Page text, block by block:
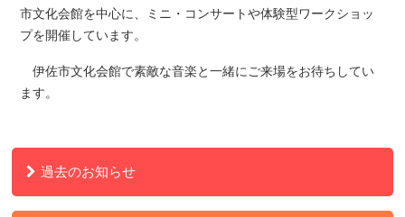
市文化会館を中心に、ミニ・コンサートや体験型ワークショッ
プを開催しています。
伊佐市文化会館で素敵な音楽と一緒にご来場をお待ちしてい
ます。
過去のお知らせ